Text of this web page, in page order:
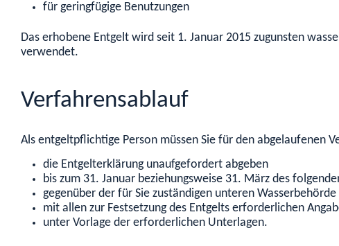
für geringfügige Benutzungen
Das erhobene Entgelt wird seit 1. Januar 2015 zugunsten
verwendet.
Verfahrensablauf
Als entgeltpflichtige Person müssen Sie für den abgelaufenen
die Entgelterklärung unaufgefordert abgeben
bis zum 31. Januar beziehungsweise 31. März des
gegenüber der für Sie zuständigen unteren Wasserbehörde
mit allen zur Festsetzung des Entgelts erforderlichen
unter Vorlage der erforderlichen Unterlagen.